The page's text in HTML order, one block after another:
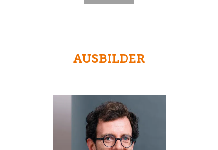
AUSBILDER